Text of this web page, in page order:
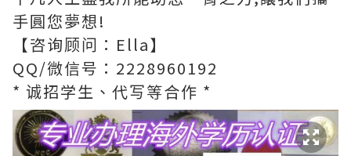
手圓您夢想!
【咨询顾问：Ella】
QQ/微信号：2228960192
* 诚招学生、代写等合作 *